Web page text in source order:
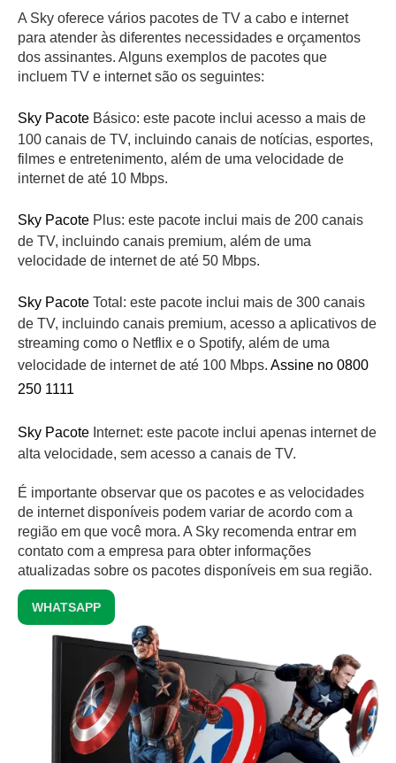
A Sky oferece vários pacotes de TV a cabo e internet
para atender às diferentes necessidades e orçamentos
dos assinantes. Alguns exemplos de pacotes que
incluem TV e internet são os seguintes:
Sky Pacote Básico: este pacote inclui acesso a mais de
100 canais de TV, incluindo canais de notícias, esportes,
filmes e entretenimento, além de uma velocidade de
internet de até 10 Mbps.
Sky Pacote Plus: este pacote inclui mais de 200 canais
de TV, incluindo canais premium, além de uma
velocidade de internet de até 50 Mbps.
Sky Pacote Total: este pacote inclui mais de 300 canais
de TV, incluindo canais premium, acesso a aplicativos de
streaming como o Netflix e o Spotify, além de uma
velocidade de internet de até 100 Mbps. Assine no 0800
250 1111
Sky Pacote Internet: este pacote inclui apenas internet de
alta velocidade, sem acesso a canais de TV.
É importante observar que os pacotes e as velocidades
de internet disponíveis podem variar de acordo com a
região em que você mora. A Sky recomenda entrar em
contato com a empresa para obter informações
atualizadas sobre os pacotes disponíveis em sua região.
WHATSAPP